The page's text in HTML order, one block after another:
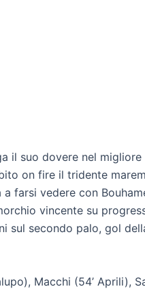
il suo dovere nel migliore
on fire il tridente
farsi vedere con
vincente su
sul secondo palo, gol
Macchi (54’ Aprili),